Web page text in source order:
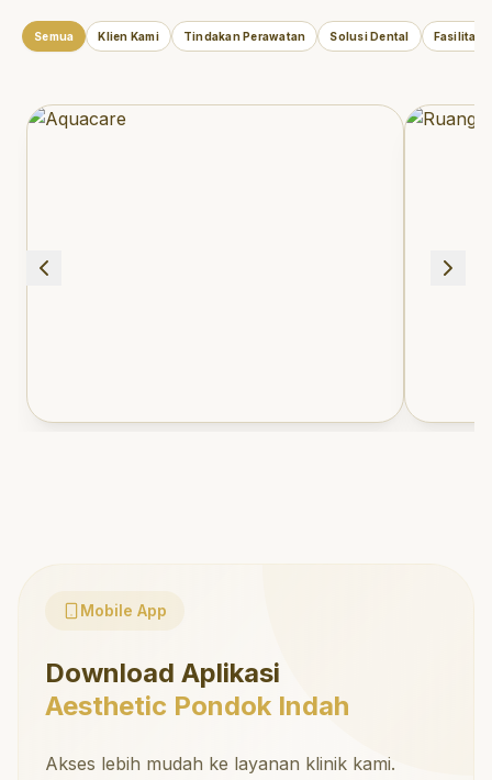
Semua Klien Kami Tindakan Perawatan Solusi Dental Fasilitas
Mobile App
Download Aplikasi
Aesthetic Pondok Indah
Akses lebih mudah ke layanan klinik kami.